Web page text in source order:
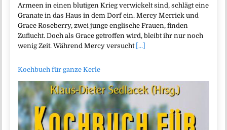
Armeen in einen blutigen Krieg verwickelt sind, schlägt eine
Granate in das Haus in dem Dorf ein. Mercy Merrick und
Grace Roseberry, zwei junge englische Frauen, finden
Zuflucht. Doch als Grace getroffen wird, bleibt ihr nur noch
wenig Zeit. Während Mercy versucht [...]
Kochbuch für ganze Kerle